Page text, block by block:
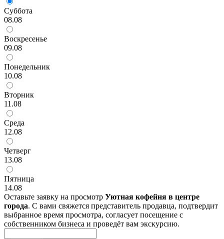
Суббота
08.08
Воскресенье
09.08
Понедельник
10.08
Вторник
11.08
Среда
12.08
Четверг
13.08
Пятница
14.08
Оставьте заявку на просмотр Уютная кофейня в центре
города. С вами свяжется представитель продавца, подтвердит
выбранное время просмотра, согласует посещение с
собственником бизнеса и проведёт вам экскурсию.